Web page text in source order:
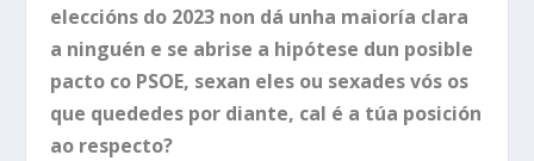
eleccións do 2023 non dá unha maioría clara
a ninguén e se abrise a hipótese dun posible
pacto co PSOE, sexan eles ou sexades vós os
que quededes por diante, cal é a túa posición
ao respecto?